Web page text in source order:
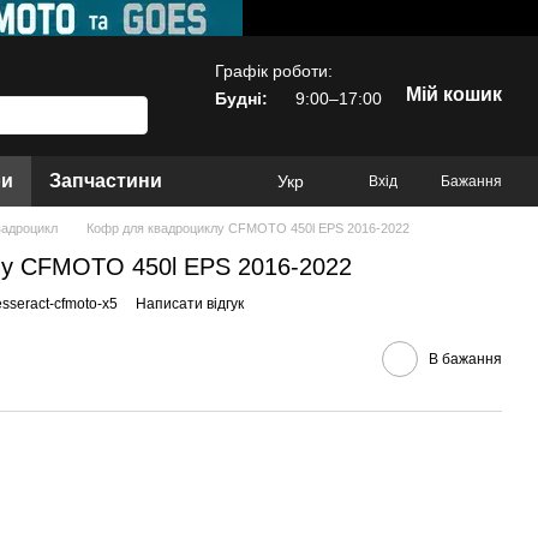
Графік роботи:
Будні:
9:00–17:00 Мій кошик
Запчастини Укр Вхід Бажання
Кофр для квадроциклу CFMOTO 450l EPS 2016-2022
CFMOTO 450l EPS 2016-2022
cfmoto-x5 Написати відгук
В бажання